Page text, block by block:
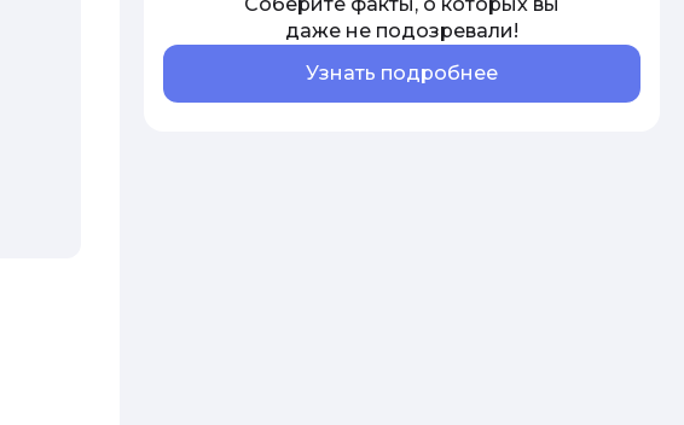
даже не подозревали!
Узнать подробнее